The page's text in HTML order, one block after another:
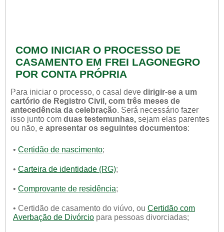
COMO INICIAR O PROCESSO DE
CASAMENTO EM FREI LAGONEGRO
POR CONTA PRÓPRIA
Para iniciar o processo, o casal deve dirigir-se a um
cartório de Registro Civil, com três meses de
antecedência da celebração. Será necessário fazer
isso junto com duas testemunhas, sejam elas parentes
ou não, e apresentar os seguintes documentos:
• Certidão de nascimento;
• Carteira de identidade (RG);
• Comprovante de residência;
• Certidão de casamento do viúvo, ou Certidão com
Averbação de Divórcio para pessoas divorciadas;